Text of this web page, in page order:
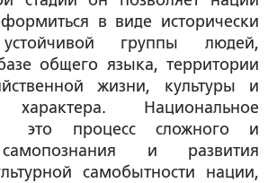
в виде исторически
группы людей,
общего языка, территории
жизни, культуры и
характера. Национальное
это процесс сложного и
и развития
самобытности нации,